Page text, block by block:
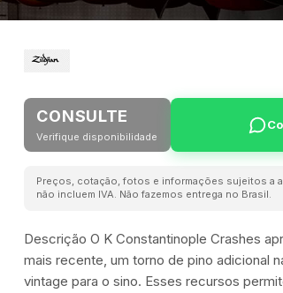
CONSULTE
Verifique disponibilidade
Preços, cotação, fotos e informações sujeitos a
não incluem IVA. Não fazemos entrega no Brasil.
Descrição O K Constantinople Crashes
mais recente, um torno de pino adicional
vintage para o sino. Esses recursos